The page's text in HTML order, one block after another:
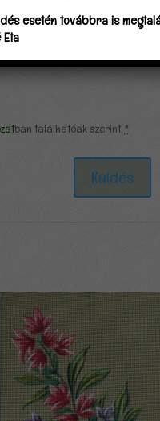
ban találhatóak szerint. *
esetén továbbra is